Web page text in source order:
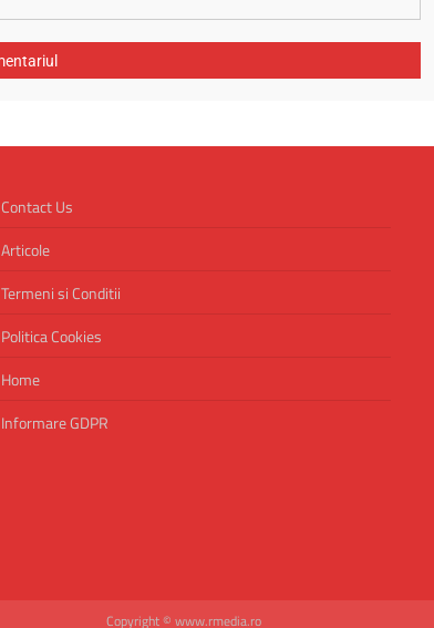
Contact Us
Articole
Termeni si Conditii
Politica Cookies
Home
Informare GDPR
Copyright © www.rmedia.ro